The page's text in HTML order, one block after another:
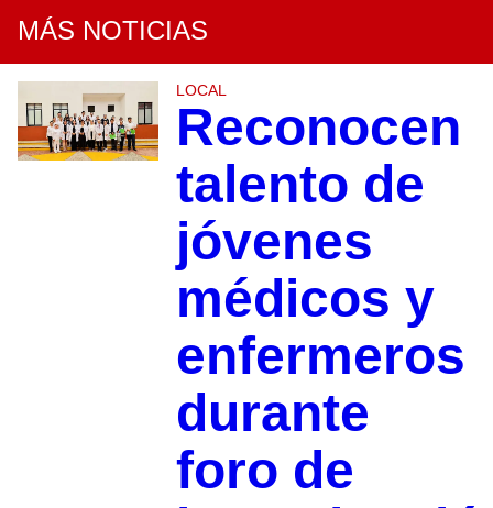
MÁS NOTICIAS
LOCAL
Reconocen
talento de
jóvenes
médicos y
enfermeros
durante
foro de